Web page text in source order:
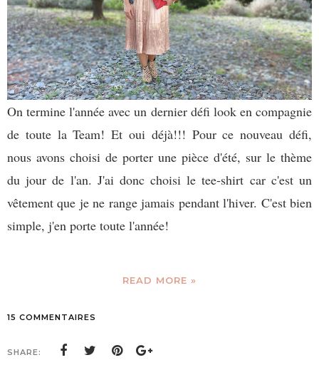
On termine l'année avec un dernier défi look en compagnie
de toute la Team! Et oui déjà!!! Pour ce nouveau défi,
nous avons choisi de porter une pièce d'été, sur le thème
du jour de l'an. J'ai donc choisi le tee-shirt car c'est un
vêtement que je ne range jamais pendant l'hiver. C'est bien
simple, j'en porte toute l'année!
READ MORE »
15 COMMENTAIRES
SHARE: